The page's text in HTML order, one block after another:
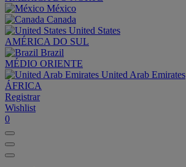
México
Canada
United States
AMÉRICA DO SUL
Brazil
MÉDIO ORIENTE
United Arab Emirates
ÁFRICA
Registrar
Wishlist
0